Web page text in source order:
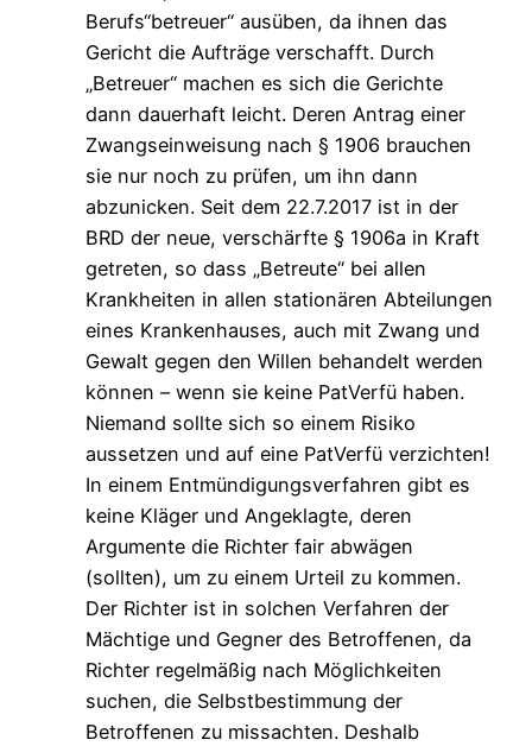
Berufs“betreuer“ ausüben, da ihnen das
Gericht die Aufträge verschafft. Durch
„Betreuer“ machen es sich die Gerichte
dann dauerhaft leicht. Deren Antrag einer
Zwangseinweisung nach § 1906 brauchen
sie nur noch zu prüfen, um ihn dann
abzunicken. Seit dem 22.7.2017 ist in der
BRD der neue, verschärfte § 1906a in Kraft
getreten, so dass „Betreute“ bei allen
Krankheiten in allen stationären Abteilungen
eines Krankenhauses, auch mit Zwang und
Gewalt gegen den Willen behandelt werden
können – wenn sie keine PatVerfü haben.
Niemand sollte sich so einem Risiko
aussetzen und auf eine PatVerfü verzichten!
In einem Entmündigungsverfahren gibt es
keine Kläger und Angeklagte, deren
Argumente die Richter fair abwägen
(sollten), um zu einem Urteil zu kommen.
Der Richter ist in solchen Verfahren der
Mächtige und Gegner des Betroffenen, da
Richter regelmäßig nach Möglichkeiten
suchen, die Selbstbestimmung der
Betroffenen zu missachten. Deshalb